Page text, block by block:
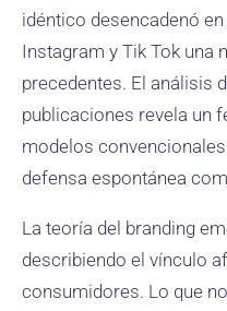
idéntico desencadenó
Instagram y Tik Tok una
precedentes. El análisis
publicaciones revela un
modelos
defensa espontánea
La teoría del branding
describiendo el vínculo
consumidores. Lo que